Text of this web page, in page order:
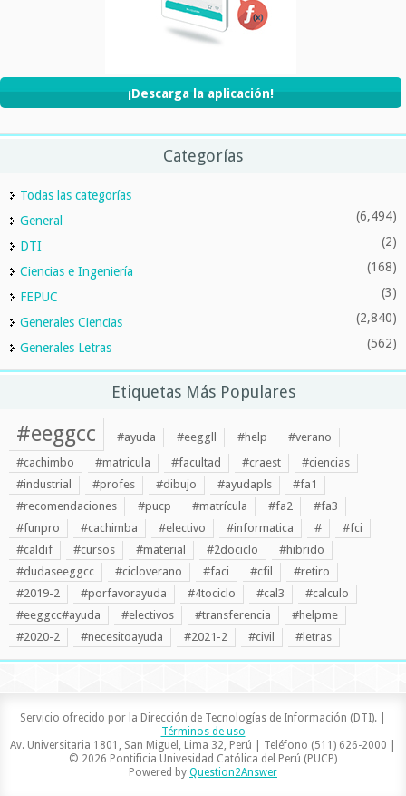
¡Descarga la aplicación!
Categorías
Todas las categorías
General
(6,494)
DTI (2)
Ciencias e Ingeniería (168)
FEPUC (3)
Generales Ciencias (2,840)
Generales Letras (562)
Etiquetas Más Populares
#eeggcc #ayuda #eeggll #help
#verano
#cachimbo
#matricula #facultad #craest
#ciencias
#industrial
#profes #dibujo #ayudapls
#fa1
#recomendaciones
#pucp #matrícula #fa2
#fa3
#funpro
#cachimba #electivo #informatica #
#fci
#caldif
#cursos #material #2dociclo
#hibrido
#dudaseeggcc
#cicloverano #faci #cfil
#retiro
#2019-2
#porfavorayuda #4tociclo #cal3
#calculo
#eeggcc#ayuda
#electivos #transferencia
#helpme
#2020-2
#necesitoayuda #2021-2 #civil #letras
Servicio ofrecido por la Dirección de Tecnologías de Información (DTI). |
Términos de uso
Av. Universitaria 1801, San Miguel, Lima 32, Perú | Teléfono (511) 626-2000 |
© 2026 Pontificia Univesidad Católica del Perú (PUCP)
Powered by Question2Answer